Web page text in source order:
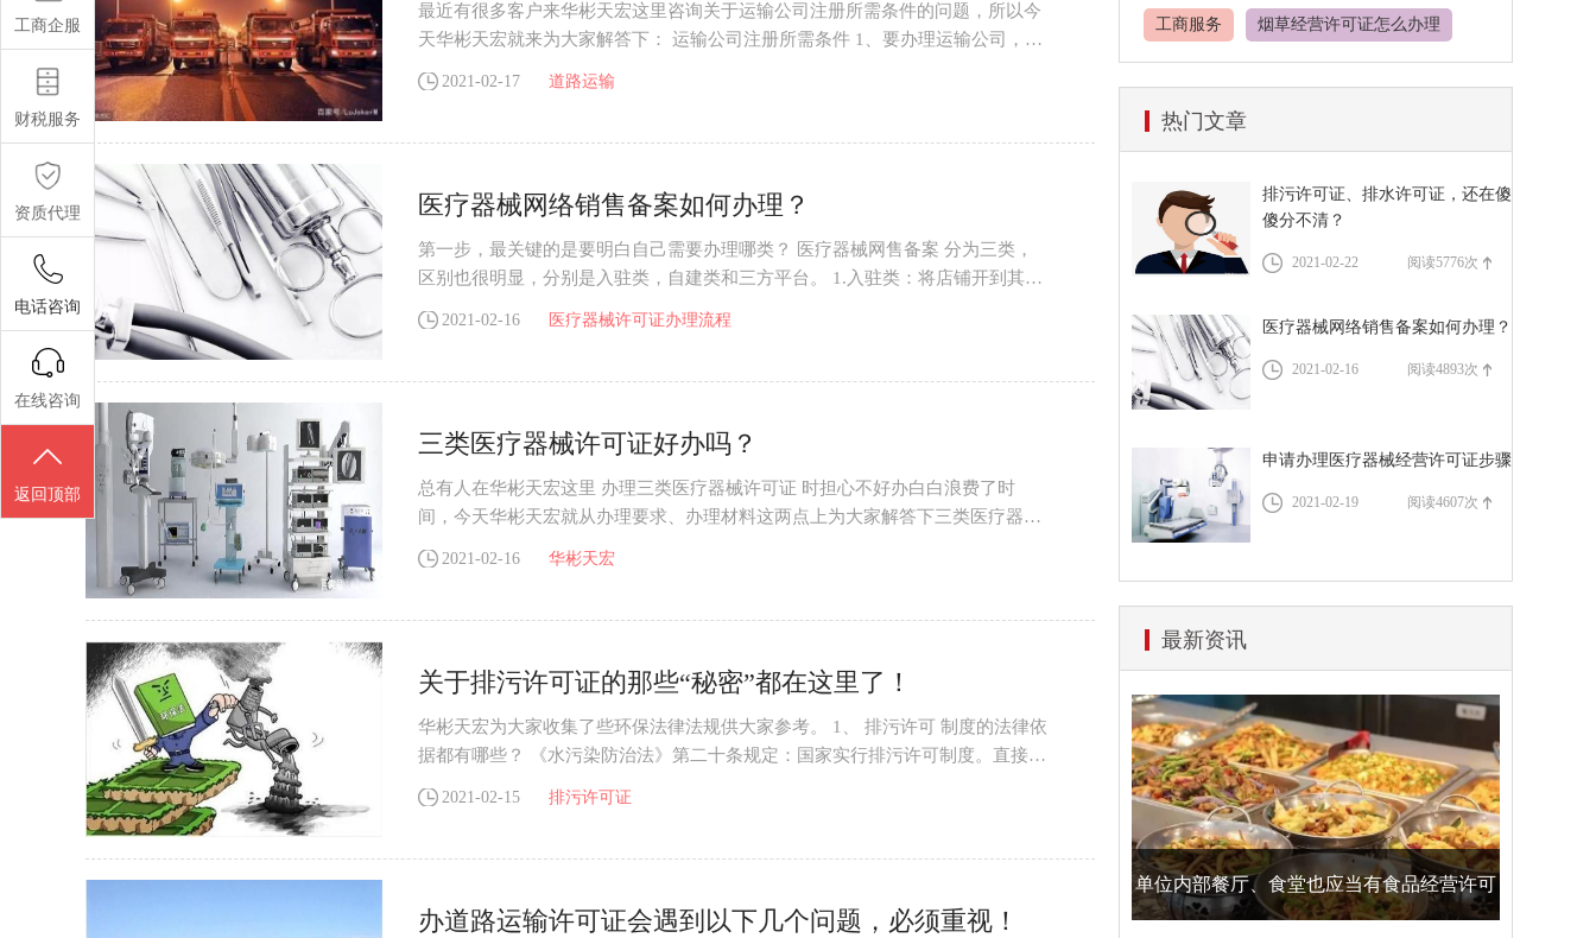
最近有很多客户来华彬天宏这里咨询关于运输公司注册所需条件的问题，所以今
天华彬天宏就来为大家解答下： 运输公司注册所需条件 1、要办理运输公司，一
2021-02-17 道路运输
医疗器械网络销售备案如何办理？
第一步，最关键的是要明白自己需要办理哪类？ 医疗器械网售备案 分为三类，
区别也很明显，分别是入驻类，自建类和三方平台。 1.入驻类：将店铺开到其他
2021-02-16 医疗器械许可证办理流程
三类医疗器械许可证好办吗？
总有人在华彬天宏这里 办理三类医疗器械许可证 时担心不好办白白浪费了时
间，今天华彬天宏就从办理要求、办理材料这两点上为大家解答下三类医疗器械
2021-02-16 华彬天宏
关于排污许可证的那些“秘密”都在这里了！
华彬天宏为大家收集了些环保法律法规供大家参考。 1、 排污许可 制度的法律依
据都有哪些？ 《水污染防治法》第二十条规定：国家实行排污许可制度。直接或
2021-02-15 排污许可证
办道路运输许可证会遇到以下几个问题，必须重视！
工商服务 烟草经营许可证怎么办理
食品经营许可证办理价格
资质代办流程
道路运输许可证办理流程 税务服务
热门文章
排污许可证、排水许可证，还在傻
傻分不清？
2021-02-22 阅读5776次
医疗器械网络销售备案如何办理？
2021-02-16 阅读4893次
申请办理医疗器械经营许可证步骤
2021-02-19 阅读4607次
最新资讯
单位内部餐厅、食堂也应当有食品经营许可
工商企服
财税服务
资质代理
电话咨询
在线咨询
返回顶部